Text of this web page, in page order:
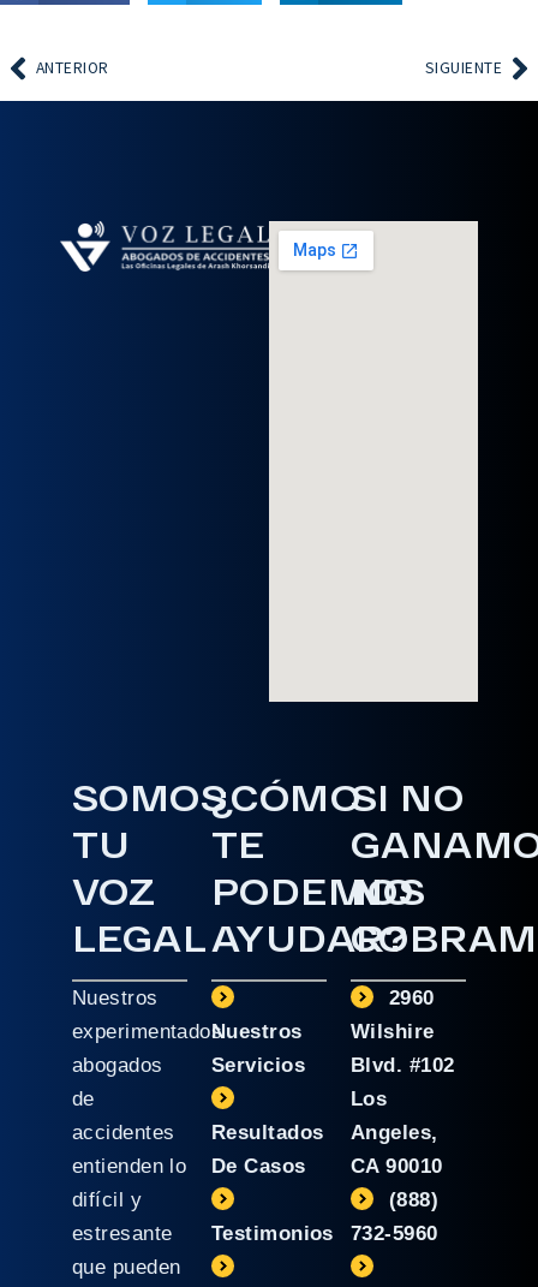
ANTERIOR SIGUIENTE
SOMOS
TU
VOZ
LEGAL
Nuestros
experimentados
abogados
de
accidentes
entienden lo
difícil y
estresante
que pueden
¿CÓMO
TE
PODEMOS
AYUDAR?
Nuestros
Servicios
Resultados
De Casos
Testimonios
SI NO
NO
2960
Wilshire
Blvd. #102
Los
Angeles,
CA 90010
(888)
732-5960